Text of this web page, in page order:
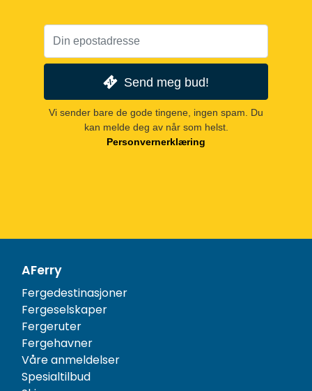
Send meg bud!
Vi sender bare de gode tingene, ingen spam. Du
kan melde deg av når som helst.
Personvernerklæring
AFerry
Fergedestinasjoner
Fergeselskaper
Fergeruter
Fergehavner
Våre anmeldelser
Spesialtilbud